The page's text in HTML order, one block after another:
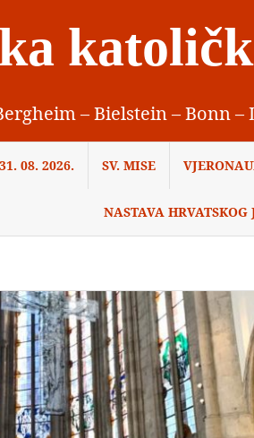
– Bielstein – Bonn
08. 2026. SV. MISE
NASTAVA HRVATSKOG